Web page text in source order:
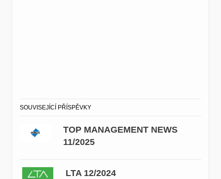
SOUVISEJÍCÍ PŘÍSPĚVKY
TOP MANAGEMENT NEWS
11/2025
LTA 12/2024